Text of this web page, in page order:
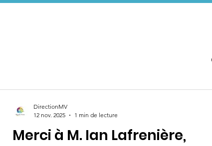
Merci à M. Ian Lafrenière,
DirectionMV
12 nov. 2025
1 min de lecture